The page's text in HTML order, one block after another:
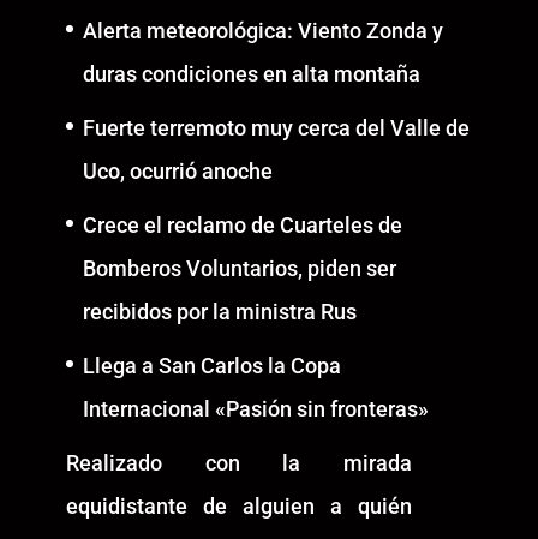
Alerta meteorológica: Viento Zonda y
duras condiciones en alta montaña
Fuerte terremoto muy cerca del Valle de
Uco, ocurrió anoche
Crece el reclamo de Cuarteles de
Bomberos Voluntarios, piden ser
recibidos por la ministra Rus
Llega a San Carlos la Copa
Internacional «Pasión sin fronteras»
Realizado con la mirada
equidistante de alguien a quién